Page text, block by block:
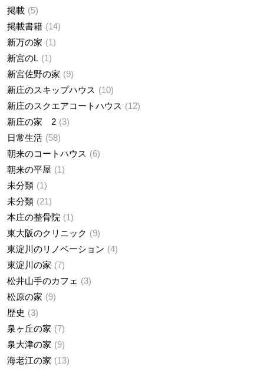
掲載
5
掲載書籍
14
新万の家
1
新宮のL
1
新宮佐野の家
9
新庄のスキップハウス
10
新庄のスクエアコートハウス
12
新庄の家 2 3
日常生活
58
朝来のコートハウス
6
朝来の平屋
1
未分類
1
未分類
21
本庄の整骨院
1
東大阪のクリニック
9
東淀川のリノベーション
4
東淀川の家
7
松井山手のカフェ
3
松原の家
9
歴史
3
泉ヶ丘の家
7
泉大津の家
9
海老江の家
13